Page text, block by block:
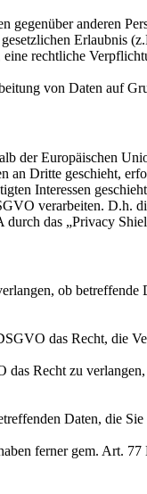
gegenüber anderen
Erlaubnis
rechtliche
von Daten auf
der Europäischen
an Dritte geschieht,
Interessen
verarbeiten. D.h.
das „Privacy
ob
das Recht, die
das Recht zu
Daten, die
ferner gem. Art.